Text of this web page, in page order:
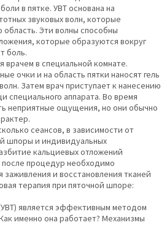
в пятке. УВТ основана на
звуковых волн, которые
Эти волны способны
которые образуются вокруг
боль.
в специальной комнате.
очки и на область пятки наносят гель
Затем врач приступает к нанесению
специального аппарата. Во время
неприятные ощущения, но они обычно
сеансов, в зависимости от
шпоры и индивидуальных
кальциевых отложений
процедур необходимо
и восстановления тканей
терапия при пяточной шпоре:
является эффективным методом
именно она работает? Механизмы